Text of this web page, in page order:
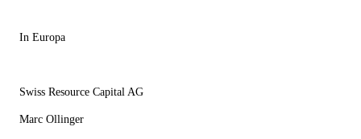
In Europa
Swiss Resource Capital AG
Marc Ollinger